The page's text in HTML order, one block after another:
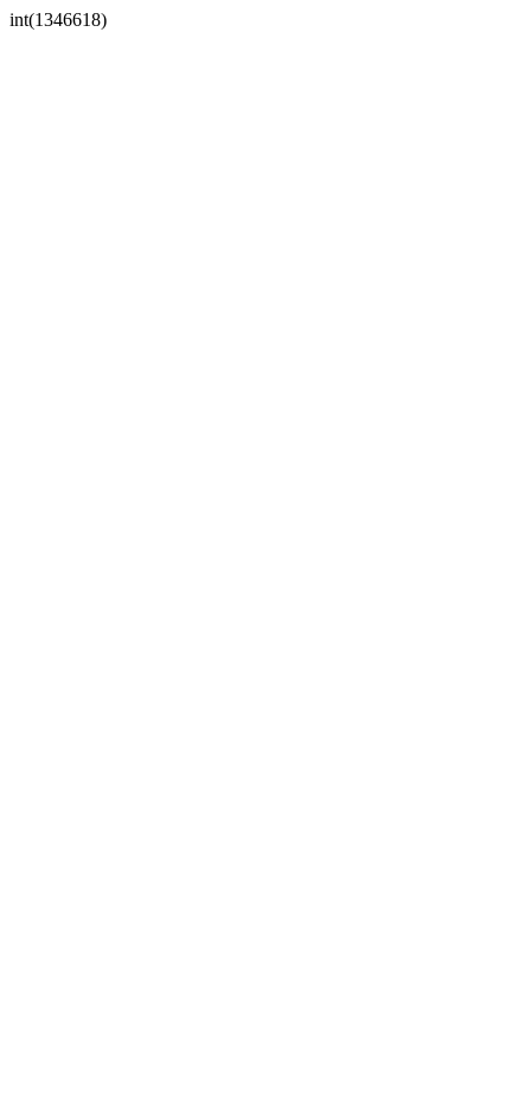
int(1346618)